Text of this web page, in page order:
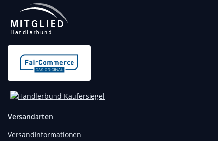
Versandarten
Versandinformationen